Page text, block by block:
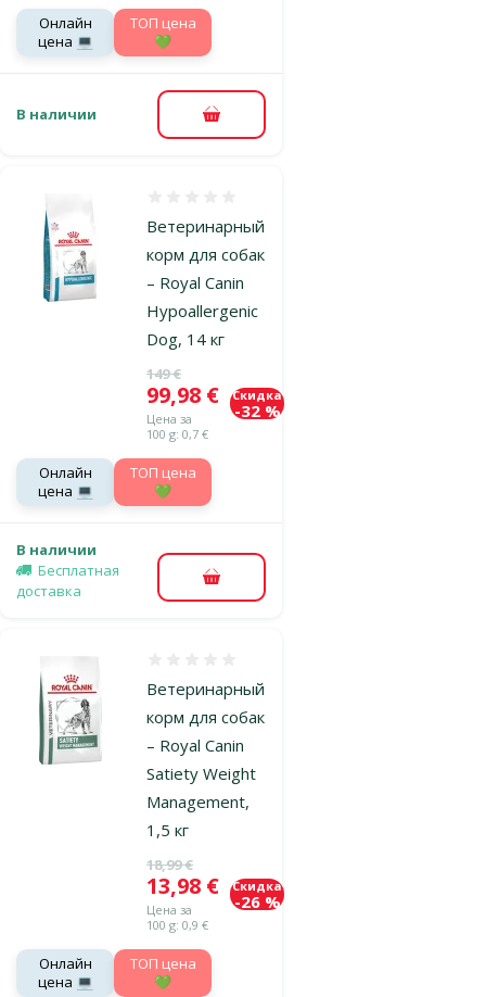
Онлайн
цена 💻
TOП цена
💚
В наличии В корзину
Ветеринарный
корм для собак
– Royal Canin
Hypoallergenic
Dog, 14 кг
Исходная цена
149 €
Цена
99,98 €
Цена за
100 g: 0,7 €
Скидка
-32 %
Онлайн
цена 💻
TOП цена
💚
В наличии
Бесплатная
доставка
В корзину
Ветеринарный
корм для собак
– Royal Canin
Satiety Weight
Management,
1,5 кг
Исходная цена
18,99 €
Цена
13,98 €
Цена за
100 g: 0,9 €
Скидка
-26 %
Онлайн
цена 💻
TOП цена
💚